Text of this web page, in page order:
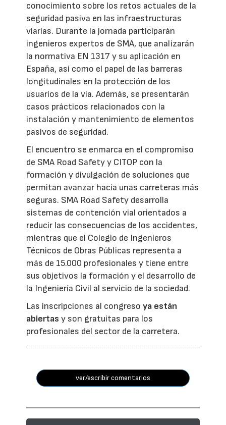
conocimiento sobre los retos actuales de la
seguridad pasiva en las infraestructuras
viarias. Durante la jornada participarán
ingenieros expertos de SMA, que analizarán
la normativa EN 1317 y su aplicación en
España, así como el papel de las barreras
longitudinales en la protección de los
usuarios de la vía. Además, se presentarán
casos prácticos relacionados con la
instalación y mantenimiento de elementos
pasivos de seguridad.
El encuentro se enmarca en el compromiso
de SMA Road Safety y CITOP con la
formación y divulgación de soluciones que
permitan avanzar hacia unas carreteras más
seguras. SMA Road Safety desarrolla
sistemas de contención vial orientados a
reducir las consecuencias de los accidentes,
mientras que el Colegio de Ingenieros
Técnicos de Obras Públicas representa a
más de 15.000 profesionales y tiene entre
sus objetivos la formación y el desarrollo de
la Ingeniería Civil al servicio de la sociedad.
Las inscripciones al congresoya están
abiertas y son gratuitas para los
profesionales del sector de la carretera.
ver/escribir comentarios